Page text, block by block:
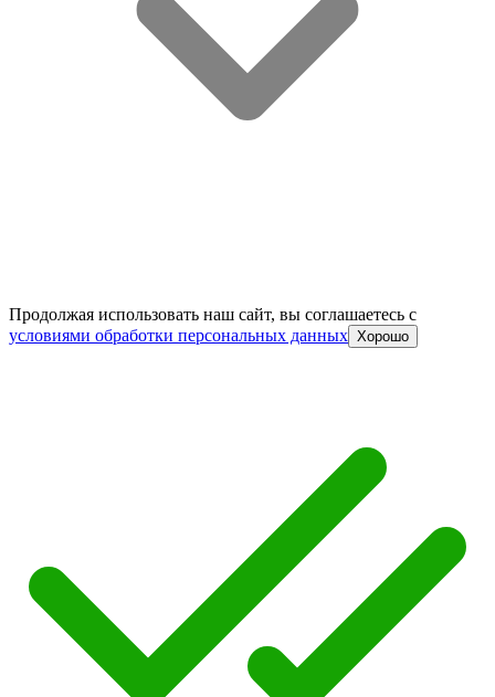
Продолжая использовать наш сайт, вы соглашаетесь c
условиями обработки персональных данных Хорошо